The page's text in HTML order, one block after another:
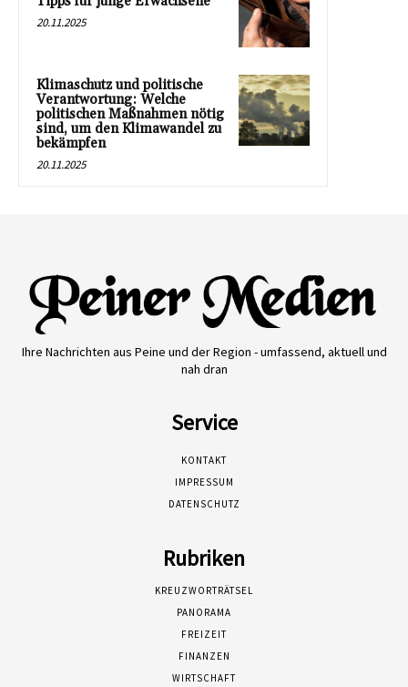
20.11.2025
Klimaschutz und politische
Verantwortung: Welche
politischen Maßnahmen nötig
sind, um den Klimawandel zu
bekämpfen
20.11.2025
Ihre Nachrichten aus Peine und der Region - umfassend, aktuell und
nah dran
Service
KONTAKT
IMPRESSUM
DATENSCHUTZ
Rubriken
KREUZWORTRÄTSEL
PANORAMA
FREIZEIT
FINANZEN
WIRTSCHAFT